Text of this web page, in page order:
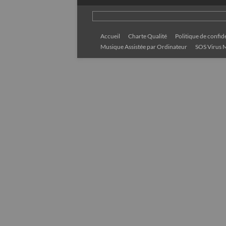
Accueil Charte Qualité Politique de
Musique Assistée par Ordinateur
SOS Virus